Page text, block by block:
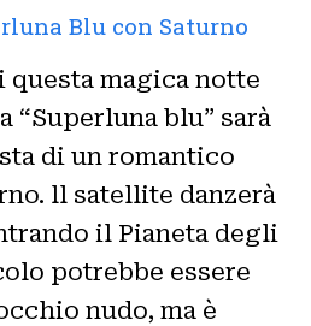
Blu con Saturno
questa magica notte
“Superluna blu” sarà
di un romantico
ll satellite danzerà
il Pianeta degli
potrebbe essere
nudo, ma è